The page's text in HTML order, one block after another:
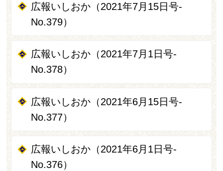
広報いしおか（2021年7月15日号-
No.379）
広報いしおか（2021年7月1日号-
No.378）
広報いしおか（2021年6月15日号-
No.377）
広報いしおか（2021年6月1日号-
No.376）